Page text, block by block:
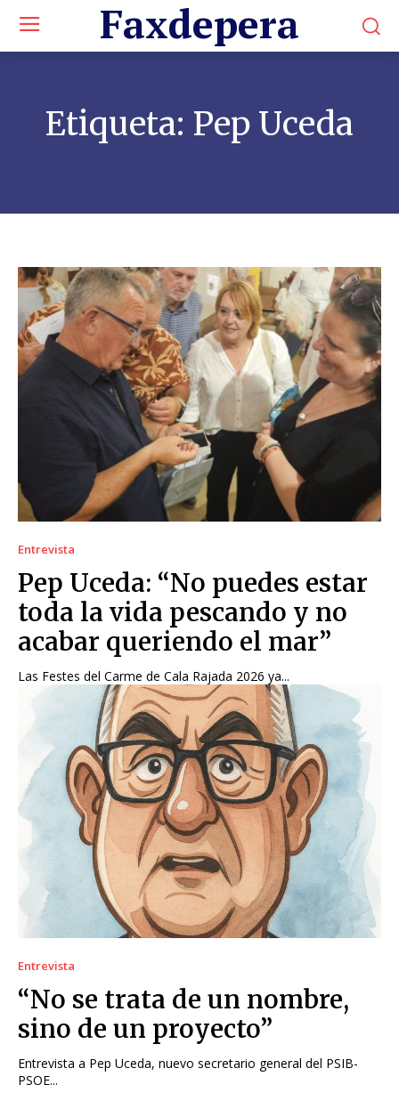
Faxdepera
Etiqueta: Pep Uceda
Entrevista
Pep Uceda: “No puedes estar
toda la vida pescando y no
acabar queriendo el mar”
Las Festes del Carme de Cala Rajada 2026 ya...
Entrevista
“No se trata de un nombre,
sino de un proyecto”
Entrevista a Pep Uceda, nuevo secretario general del PSIB-
PSOE...